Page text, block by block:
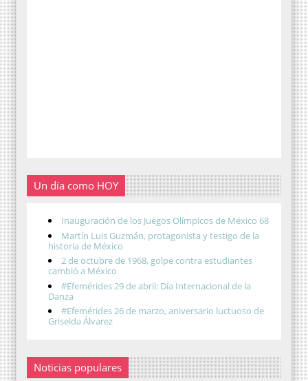
Un día como HOY
Inauguración de los Juegos Olímpicos de México 68
Martín Luis Guzmán, protagonista y testigo de la
historia de México
2 de octubre de 1968, golpe contra estudiantes
cambió a México
#Efemérides 29 de abril: Día Internacional de la
Danza
#Efemérides 26 de marzo, aniversario luctuoso de
Griselda Álvarez
Noticias populares